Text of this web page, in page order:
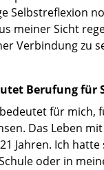
Selbstreflexion
meiner Sicht
Verbindung zu
Berufung für
für mich,
Das Leben
Jahren. Ich
oder in